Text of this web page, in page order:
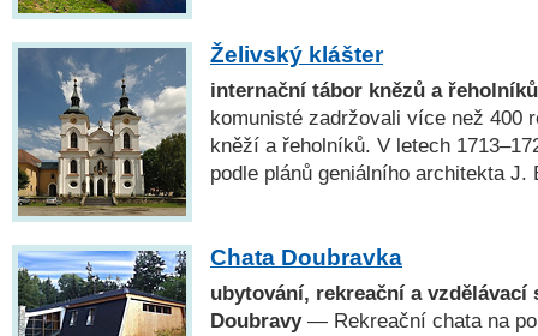
Želivský klášter
internační tábor knězů a řeholníků
komunisté zadržovali více než 400
kněží a řeholníků. V letech
podle plánů geniálního architekta J.
Chata Doubravka
ubytování, rekreační a vzdělávací
Doubravy— Rekreační chata na